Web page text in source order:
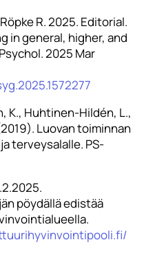
R. 2025. Editorial.
in general, higher, and
2025 Mar
K., Huhtinen-Hildén, L.,
Luovan toiminnan
terveysalalle. PS-
pöydällä edistää